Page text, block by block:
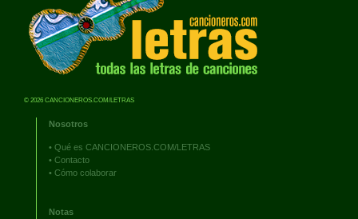
© 2026 CANCIONEROS.COM/LETRAS
Nosotros
• Qué es CANCIONEROS.COM/LETRAS
• Contacto
• Cómo colaborar
Notas